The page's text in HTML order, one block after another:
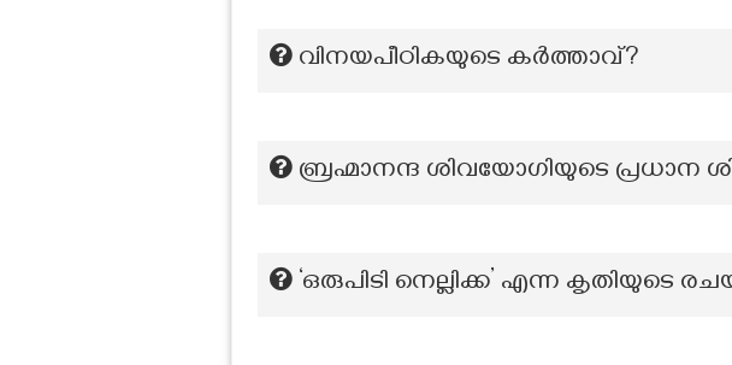
വിനയപീഠികയുടെ കർത്താവ്?
ബ്രഹ്മാനന്ദ ശിവയോഗിയുടെ പ്രധാന
‘ഒരുപിടി നെല്ലിക്ക’ എന്ന കൃതിയുടെ